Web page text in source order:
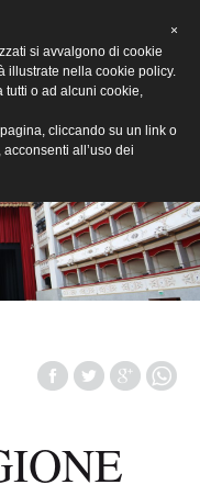
×
si avvalgono di cookie
illustrate nella cookie policy.
tutti o ad alcuni cookie,
cliccando su un link o
all’uso dei